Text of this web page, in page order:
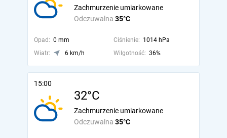
Odczuwalna 35°C
Zachmurzenie umiarkowane
Opad: 0 mm Ciśnienie: 1014 hPa
Wiatr:
6 km/h Wilgotność: 36%
15:00
32°C
Odczuwalna 35°C
Zachmurzenie umiarkowane